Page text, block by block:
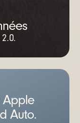
Apple
Auto.